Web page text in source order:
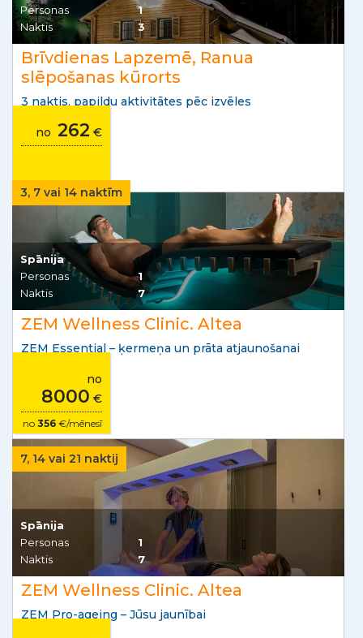
Personas
1
Naktis
3
Brīvdienas Lapzemē, Ranua
slēpošanas kūrorts
3 naktis, papildu aktivitātes pēc izvēles
no 262 €
3, 7 vai 14 naktīm
Spānija
Personas
1
Naktis
7
ZEM Wellness Clinic. Altea
ZEM Essential – ķermeņa un prāta atjaunošanai
no
8000 €
no 356 €/mēnesī
7, 14 vai 21 naktij
Spānija
Personas
1
Naktis
7
ZEM Wellness Clinic. Altea
ZEM Pro-ageing – Jūsu jaunībai